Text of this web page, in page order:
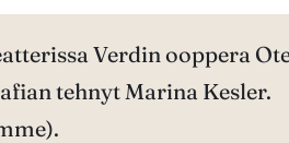
Verdin ooppera
tehnyt Marina Kesler.